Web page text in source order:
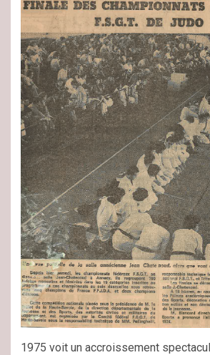
1975 voit un accroissement